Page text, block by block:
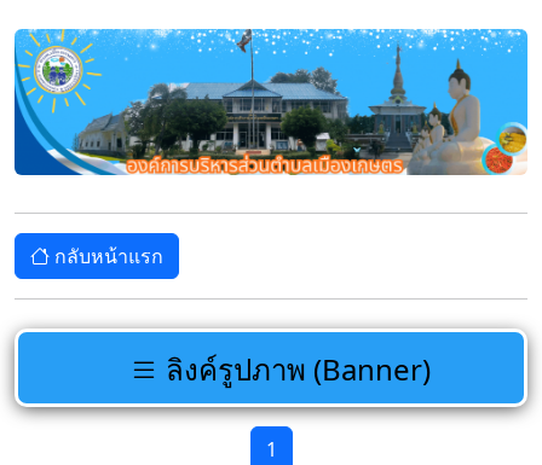
กลับหน้าแรก
ลิงค์รูปภาพ (Banner)
1